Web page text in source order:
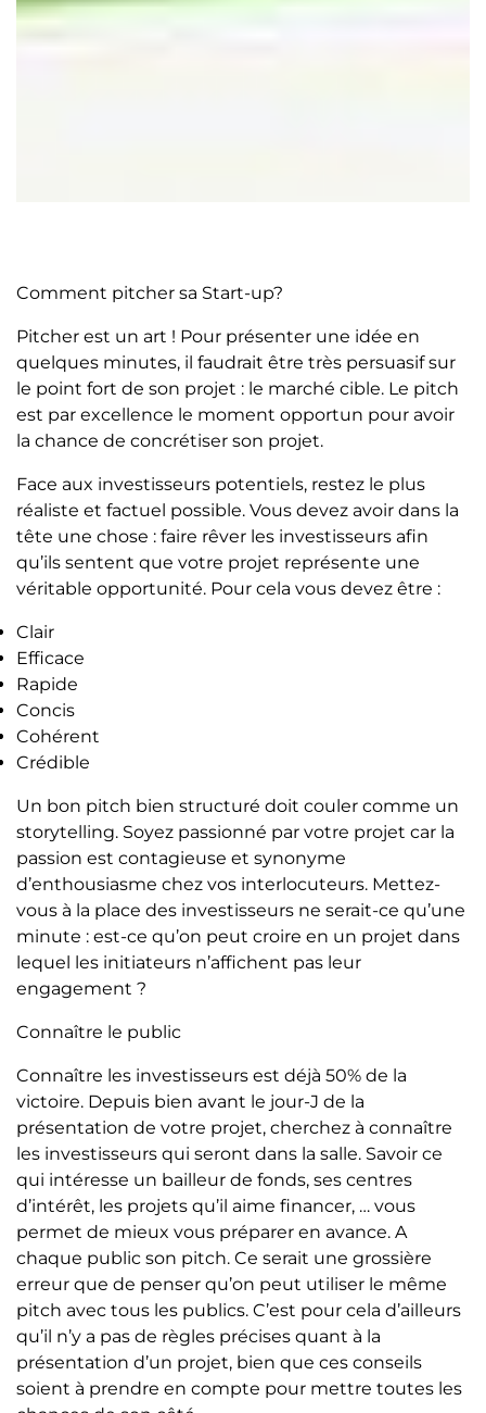
Comment pitcher sa Start-up?
Pitcher est un art ! Pour présenter une idée en
quelques minutes, il faudrait être très persuasif sur
le point fort de son projet : le marché cible. Le pitch
est par excellence le moment opportun pour avoir
la chance de concrétiser son projet.
Face aux investisseurs potentiels, restez le plus
réaliste et factuel possible. Vous devez avoir dans la
tête une chose : faire rêver les investisseurs afin
qu’ils sentent que votre projet représente une
véritable opportunité. Pour cela vous devez être :
Clair
Efficace
Rapide
Concis
Cohérent
Crédible
Un bon pitch bien structuré doit couler comme un
storytelling. Soyez passionné par votre projet car la
passion est contagieuse et synonyme
d’enthousiasme chez vos interlocuteurs. Mettez-
vous à la place des investisseurs ne serait-ce qu’une
minute : est-ce qu’on peut croire en un projet dans
lequel les initiateurs n’affichent pas leur
engagement ?
Connaître le public
Connaître les investisseurs est déjà 50% de la
victoire. Depuis bien avant le jour-J de la
présentation de votre projet, cherchez à connaître
les investisseurs qui seront dans la salle. Savoir ce
qui intéresse un bailleur de fonds, ses centres
d’intérêt, les projets qu’il aime financer, … vous
permet de mieux vous préparer en avance. A
chaque public son pitch. Ce serait une grossière
erreur que de penser qu’on peut utiliser le même
pitch avec tous les publics. C’est pour cela d’ailleurs
qu’il n’y a pas de règles précises quant à la
présentation d’un projet, bien que ces conseils
soient à prendre en compte pour mettre toutes les